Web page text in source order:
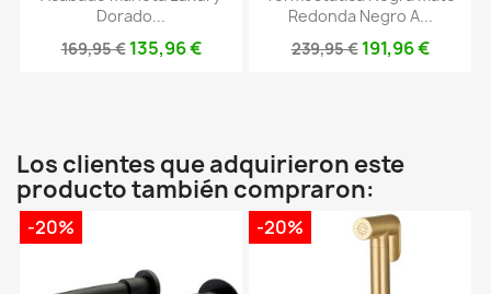
Dorado...
169,95 € 135,96 €
Redonda Negro A...
239,95 € 191,96 €
Los clientes que adquirieron este
producto también compraron:
-20% -20%